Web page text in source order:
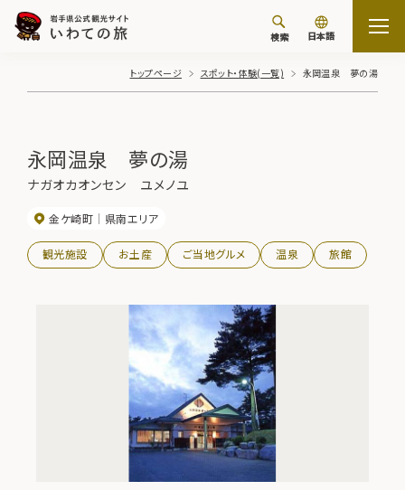
検索 日本語
トップページ スポット・体験(一覧) 永岡温泉 夢の湯
永岡温泉 夢の湯
ナガオカオンセン ユメノユ
金ケ崎町 県南エリア
観光施設 お土産 ご当地グルメ 温泉 旅館